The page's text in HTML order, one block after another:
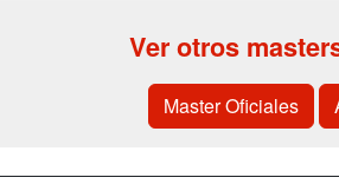
Ver otros
Master Oficiales